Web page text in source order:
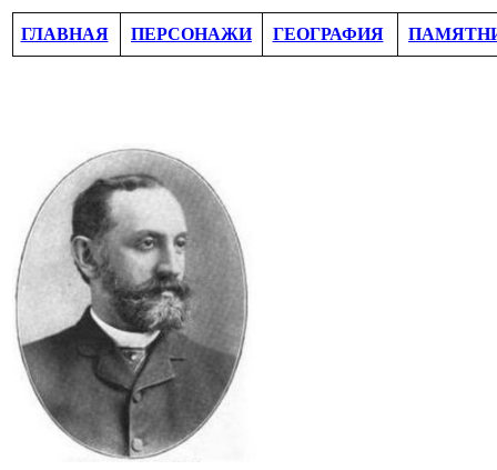
ГЛАВНАЯ ПЕРСОНАЖИ ГЕОГРАФИЯ